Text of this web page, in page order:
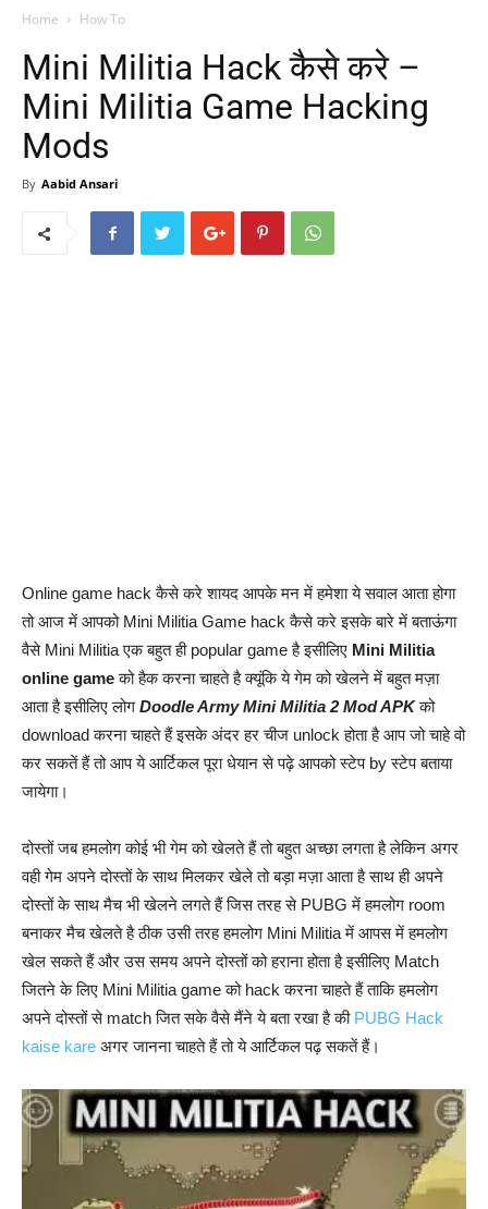
Home How To
Mini Militia Hack कैसे करे –
Mini Militia Game Hacking
Mods
By Aabid Ansari
Online game hack कैसे करे शायद आपके मन में हमेशा ये सवाल आता होगा
तो आज में आपको Mini Militia Game hack कैसे करे इसके बारे में बताऊंगा
वैसे Mini Militia एक बहुत ही popular game है इसीलिए Mini Militia
online gameको हैक करना चाहते है क्यूंकि ये गेम को खेलने में बहुत मज़ा
आता है इसीलिए लोग Doodle Army Mini Militia 2 Mod APKको
download करना चाहते हैं इसके अंदर हर चीज unlock होता है आप जो चाहे वो
कर सकतें हैं तो आप ये आर्टिकल पूरा धेयान से पढ़े आपको स्टेप by स्टेप बताया
जायेगा।
दोस्तों जब हमलोग कोई भी गेम को खेलते हैं तो बहुत अच्छा लगता है लेकिन अगर
वही गेम अपने दोस्तों के साथ मिलकर खेले तो बड़ा मज़ा आता है साथ ही अपने
दोस्तों के साथ मैच भी खेलने लगते हैं जिस तरह से PUBG में हमलोग room
बनाकर मैच खेलते है ठीक उसी तरह हमलोग Mini Militia में आपस में हमलोग
खेल सकते हैं और उस समय अपने दोस्तों को हराना होता है इसीलिए Match
जितने के लिए Mini Militia game को hack करना चाहते हैं ताकि हमलोग
अपने दोस्तों से match जित सके वैसे मैंने ये बता रखा है की PUBG Hack
kaise kare अगर जानना चाहते हैं तो ये आर्टिकल पढ़ सकतें हैं।